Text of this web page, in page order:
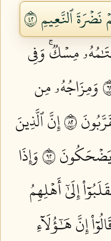
ٱلنَّعِيمِ ٢٤
مِسۡكٞۚ وَفِي
وَمِزَاجُهُۥ مِن
٢٨
إِنَّ ٱلَّذِينَ
٢٩
وَإِذَا
إِلَىٰٓ أَهۡلِهِمُ
إِنَّ هَٰٓؤُلَآءِ